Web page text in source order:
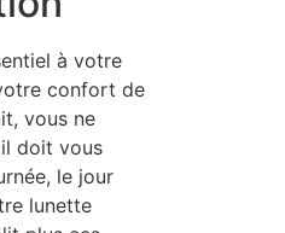
à votre
confort de
vous ne
doit vous
le jour
lunette